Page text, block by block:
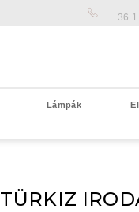
+36
Lámpák
TÜRKIZ